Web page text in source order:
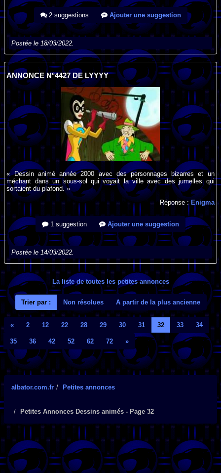
2 suggestions Ajouter une suggestion
Postée le 18/03/2022.
ANNONCE N°4427 DE LYYYY
« Dessin animé année 2000 avec des personnages bizarres et un
méchant dans un sous-sol qui voyait la ville avec des jumelles qui
sortaient du plafond. »
Réponse :Enigma
1 suggestion Ajouter une suggestion
Postée le 14/03/2022.
La liste de toutes les petites annonces
Trier par : Non résolues A partir de la plus ancienne
« 2 12 22 28 29 30 31 32 33 34
35 36 42 52 62 72 »
albator.com.fr Petites annonces
Petites Annonces Dessins animés - Page 32